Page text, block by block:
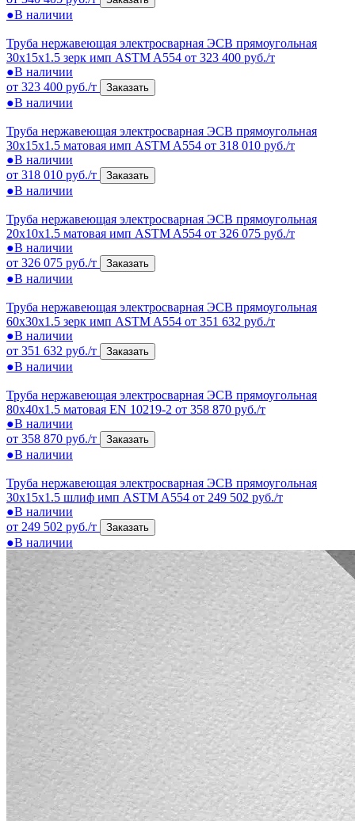
●В наличии
Труба нержавеющая электросварная ЭСВ прямоугольная
30x15x1.5 зерк имп ASTM A554 от 323 400 руб./т
●В наличии
от 323 400 руб./т
Заказать
●В наличии
Труба нержавеющая электросварная ЭСВ прямоугольная
30x15x1.5 матовая имп ASTM A554 от 318 010 руб./т
●В наличии
от 318 010 руб./т
Заказать
●В наличии
Труба нержавеющая электросварная ЭСВ прямоугольная
20x10x1.5 матовая имп ASTM A554 от 326 075 руб./т
●В наличии
от 326 075 руб./т
Заказать
●В наличии
Труба нержавеющая электросварная ЭСВ прямоугольная
60x30x1.5 зерк имп ASTM A554 от 351 632 руб./т
●В наличии
от 351 632 руб./т
Заказать
●В наличии
Труба нержавеющая электросварная ЭСВ прямоугольная
80x40x1.5 матовая EN 10219-2 от 358 870 руб./т
●В наличии
от 358 870 руб./т
Заказать
●В наличии
Труба нержавеющая электросварная ЭСВ прямоугольная
30x15x1.5 шлиф имп ASTM A554 от 249 502 руб./т
●В наличии
от 249 502 руб./т
Заказать
●В наличии